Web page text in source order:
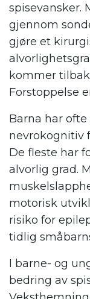
spisevansker.
gjennom
gjøre et
kommer
Forstoppelse
Barna har
nevrokognitiv
De fleste har
alvorlig grad.
motorisk
risiko for
tidlig
I barne- og
bedring av